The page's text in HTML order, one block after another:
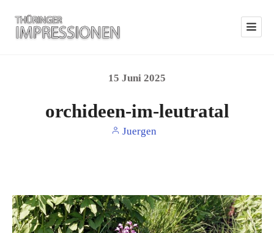
15 Juni 2025
orchideen-im-leutratal
Juergen